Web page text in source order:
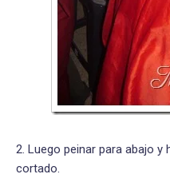
2. Luego peinar para abajo y
cortado.